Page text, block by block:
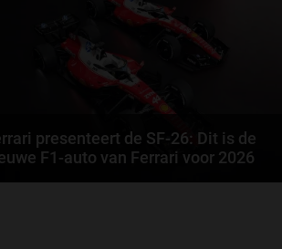
Elvira Kieboom
presenteert de SF-26: Dit is de
F1-auto van Ferrari voor 2026